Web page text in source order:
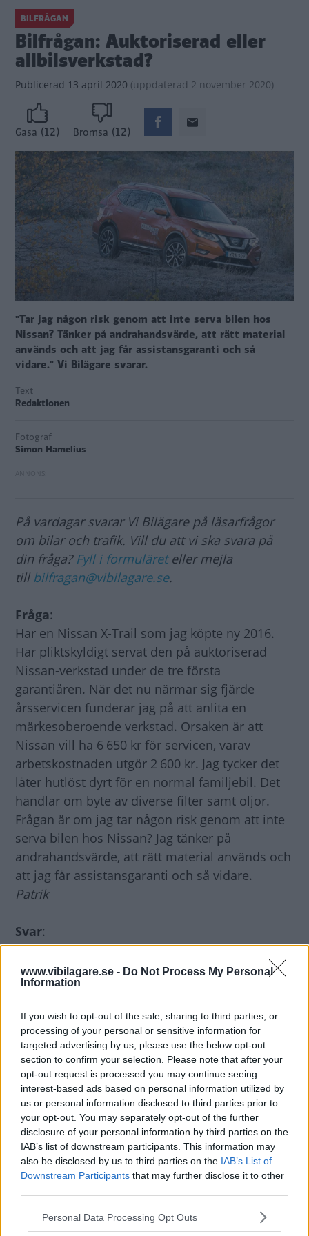
www.vibilagare.se - Do Not Process My Personal
Information
If you wish to opt-out of the sale, sharing to third parties, or
processing of your personal or sensitive information for
targeted advertising by us, please use the below opt-out
section to confirm your selection. Please note that after your
opt-out request is processed you may continue seeing
interest-based ads based on personal information utilized by
us or personal information disclosed to third parties prior to
your opt-out. You may separately opt-out of the further
disclosure of your personal information by third parties on the
IAB’s list of downstream participants. This information may
also be disclosed by us to third parties on the IAB’s List of
Downstream Participants that may further disclose it to other
Please note that this website/app uses one or more Google
Personal Data Processing Opt Outs
BILFRÅGAN
Bilfrågan: Auktoriserad eller
allbilsverkstad?
Publicerad 13 april 2020 (uppdaterad 2 november 2020)
Gasa (12) Bromsa (12)
"Tar jag någon risk genom att inte serva bilen hos
Nissan? Tänker på andrahandsvärde, att rätt material
används och att jag får assistansgaranti och så
vidare." Vi Bilägare svarar.
Text
Redaktionen
Fotograf
Simon Hamelius
På vardagar svarar Vi Bilägare på läsarfrågor
om bilar och trafik. Vill du att vi ska svara på
din fråga? Fyll i formuläreteller mejla
till bilfragan@vibilagare.se.
Fråga:
Har en Nissan X-Trail som jag köpte ny 2016.
Har pliktskyldigt servat den på auktoriserad
Nissan-verkstad under de tre första
garantiåren. När det nu närmar sig fjärde
årsservicen funderar jag på att anlita en
märkesoberoende verkstad. Orsaken är att
Nissan vill ha 6 650 kr för servicen, varav
arbetskostnaden utgör 2 600 kr. Jag tycker det
låter hutlöst dyrt för en normal familjebil. Det
handlar om byte av diverse filter samt oljor.
Frågan är om jag tar någon risk genom att inte
serva bilen hos Nissan? Jag tänker på
andrahandsvärde, att rätt material används och
att jag får assistansgaranti och så vidare.
Patrik
Svar:
Det finns många bra och välkända
märkesoberoende verkstäder. Det viktiga är att
servicen utförs fackmannamässigt och att man
ligger nog kvar hos den auktoriserade
verkstaden särskilt när bilen är ny.
Mjukvaruuppdateringar och förnyad
vägassistans kan vara ett skäl att stanna kvar.
Men generellt har också vi konstaterat att priset
på service och reparationer oftast är lägre hos
oberoende verkstäder. Hur mycket lojaliteten
till den auktoriserade verkstadens service och
reparationer är värt är svårt att svara på.
Förmodligen mindre ju äldre bilen är. Då är det
skicket och att underhållet över huvud taget har
gjorts och att det utförts korrekt som räknas.